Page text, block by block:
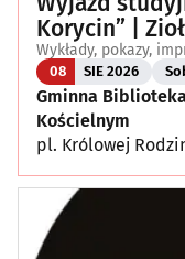
Korycin” |
Wykłady, pokazy,
08 SIE 2026
Gminna
Kościelnym
pl. Królowej